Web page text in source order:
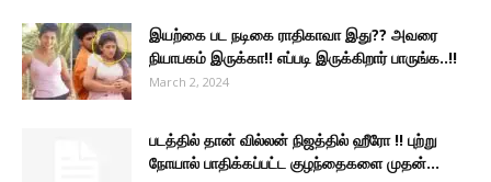
இயற்கை பட நடிகை ராதிகாவா இது?? அவரை
நியாபகம் இருக்கா!! எப்படி இருக்கிறார் பாருங்க..!!
March 2, 2024
படத்தில் தான் வில்லன் நிஜத்தில் ஹீரோ !! புற்று
நோயால் பாதிக்கப்பட்ட குழந்தைகளை முதன்...